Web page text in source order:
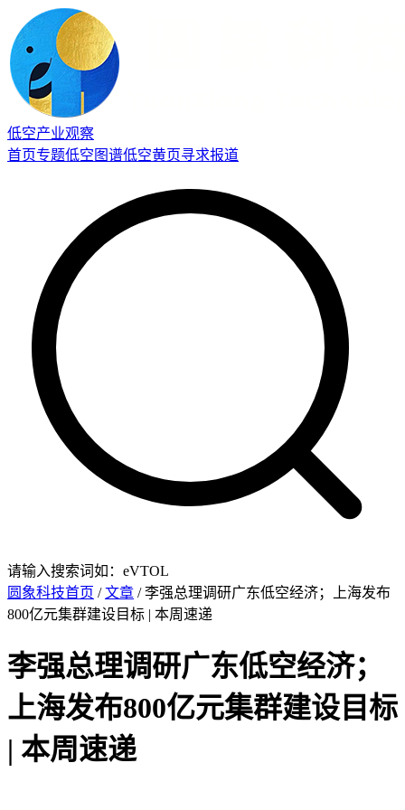
低空产业观察
首页专题低空图谱低空黄页寻求报道
请输入搜索词如：eVTOL
圆象科技首页 /文章 / 李强总理调研广东低空经济；上海发布
800亿元集群建设目标 | 本周速递
李强总理调研广东低空经济；
上海发布800亿元集群建设目标
| 本周速递